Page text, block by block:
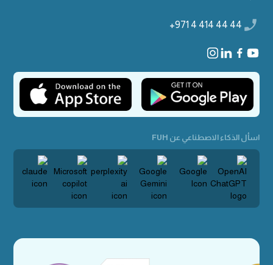
+971 4 414 44 44
اسأل الذكاء الاصطناعي عن FUH